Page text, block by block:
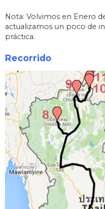
Nota: Volvimos en Enero
actualizamos un poco de
práctica.
Recorrido